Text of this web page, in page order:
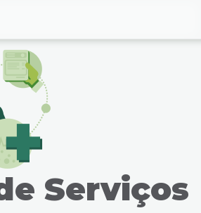
Serviços